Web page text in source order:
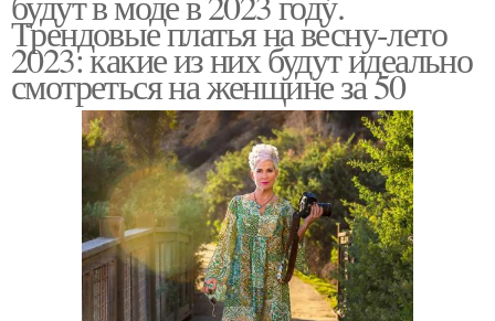
Трендовые платья на весну-лето
2023: какие из них будут идеально
смотреться на женщине за 50